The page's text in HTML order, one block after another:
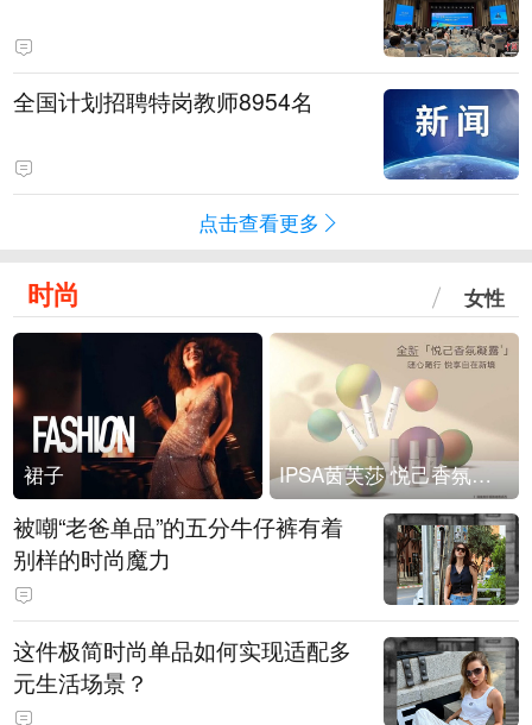
全国计划招聘特岗教师8954名
点击查看更多
时尚 女性
裙子 IPSA茵芙莎 悦己香氛凝露上市
被嘲“老爸单品”的五分牛仔裤有着
别样的时尚魔力
这件极简时尚单品如何实现适配多
元生活场景？